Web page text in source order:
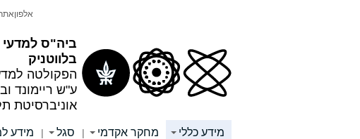
ביה"ס
בלווטניק
הפקולטה
ע"ש ריימונד
אוניברסיטת
אלפון
מידע כללי מחקר אקדמי | סגל | מידע